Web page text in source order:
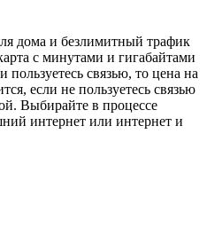
дома и безлимитный трафик
с минутами и гигабайтами
связью, то цена на
если не пользуетесь связью
Выбирайте в процессе
интернет или интернет и